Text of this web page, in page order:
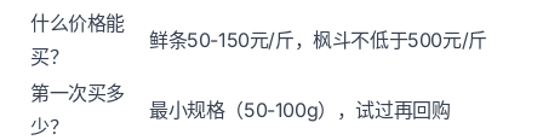
什么价格能
买？
鲜条50-150元/斤，枫斗不低于500元/斤
第一次买多
少？
最小规格（50-100g），试过再回购